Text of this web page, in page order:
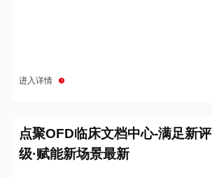
进入详情
点聚OFD临床文档中心-满足新评
级·赋能新场景最新